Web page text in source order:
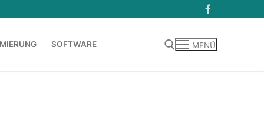
SOFTWARE MENÜ